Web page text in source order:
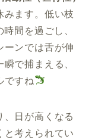
みます。低い枝
間を過ごし、
ーンでは舌が伸
で捕まえる、
ですね
、日が高くなる
と考えられてい